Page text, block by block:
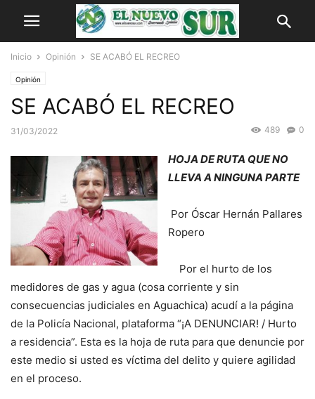
Inicio Opinión SE ACABÓ EL RECREO
Opinión
SE ACABÓ EL RECREO
31/03/2022 0
489
HOJA DE RUTA QUE NO
LLEVA A NINGUNA PARTE
Por Óscar Hernán Pallares
Ropero
Por el hurto de los
medidores de gas y agua (cosa corriente y sin
consecuencias judiciales en Aguachica) acudí a la página
de la Policía Nacional, plataforma “¡A DENUNCIAR! / Hurto
a residencia”. Esta es la hoja de ruta para que denuncie por
este medio si usted es víctima del delito y quiere agilidad
en el proceso.